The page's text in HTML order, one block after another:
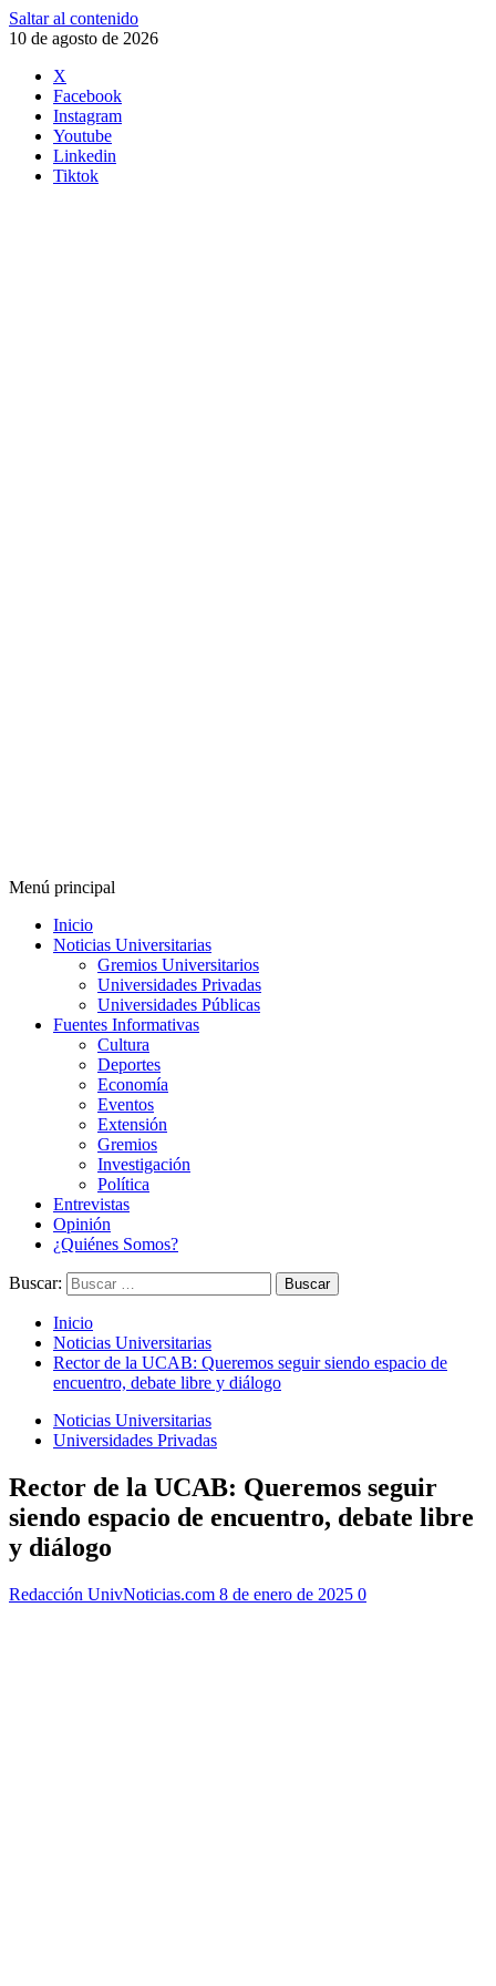
Saltar al contenido
10 de agosto de 2026
X
Facebook
Instagram
Youtube
Linkedin
Tiktok
Menú principal
Inicio
Noticias Universitarias
Gremios Universitarios
Universidades Privadas
Universidades Públicas
Fuentes Informativas
Cultura
Deportes
Economía
Eventos
Extensión
Gremios
Investigación
Política
Entrevistas
Opinión
¿Quiénes Somos?
Buscar:
Inicio
Noticias Universitarias
Rector de la UCAB: Queremos seguir siendo espacio de
encuentro, debate libre y diálogo
Noticias Universitarias
Universidades Privadas
Rector de la UCAB: Queremos seguir
siendo espacio de encuentro, debate libre
y diálogo
Redacción UnivNoticias.com 8 de enero de 2025 0